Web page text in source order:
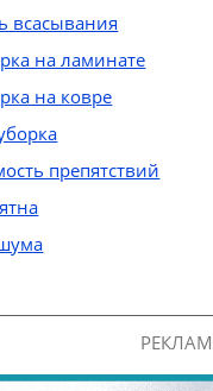
всасывания
на ламинате
на ковре
препятствий